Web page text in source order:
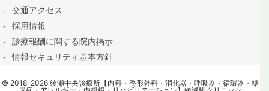
交通アクセス
採用情報
診療報酬に関する院内掲示
情報セキュリティ基本方針
contact@ayase-med.com
© 2018-2026 綾瀬中央診療所【内科・整形外科・消化器・呼吸器・循環器・糖